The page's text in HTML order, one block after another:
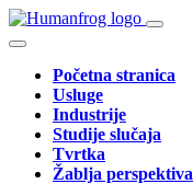
Početna stranica
Usluge
Industrije
Studije slučaja
Tvrtka
Žablja perspektiva